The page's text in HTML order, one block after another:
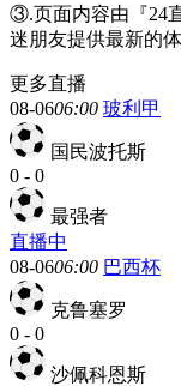
③.页面内容由『24
迷朋友提供最新的
更多直播
08-0606:00 玻利甲
国民波托斯
0 - 0
最强者
直播中
08-0606:00 巴西杯
克鲁塞罗
0 - 0
沙佩科恩斯